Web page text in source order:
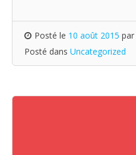
Posté le 10 août 2015 par
Posté dans Uncategorized